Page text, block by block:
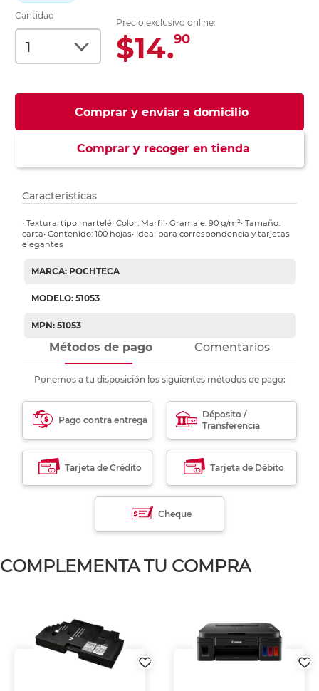
Cantidad
Precio exclusivo online:
$14.90
Comprar y enviar a domicilio
Comprar y recoger en tienda
Características
• Textura: tipo martelé• Color: Marfil• Gramaje: 90 g/m²• Tamaño:
carta• Contenido: 100 hojas• Ideal para correspondencia y tarjetas
elegantes
MARCA: POCHTECA
MODELO: 51053
MPN: 51053
Métodos de pago Comentarios
Ponemos a tu disposición los siguientes métodos de pago:
Pago contra entrega
Déposito /
Transferencia
Tarjeta de Crédito Tarjeta de Débito
Cheque
COMPLEMENTA TU COMPRA